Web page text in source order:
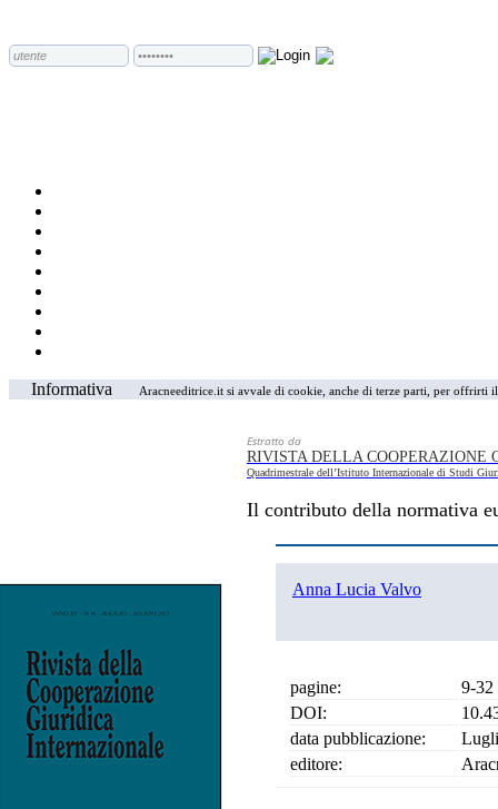
Informativa Aracneeditrice.it si avvale di cookie, anche di terze parti, per
Estratto da
RIVISTA DELLA COOPERAZIONE
Quadrimestrale dell’Istituto Internazionale di Studi
Il contributo della normativa
Anna Lucia Valvo
pagine:
9-32
DOI:
data pubblicazione:
editore: